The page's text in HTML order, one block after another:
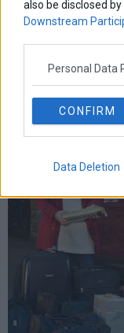
also be disclosed
Downstream
Personal Data
CONFIRM
Data Deletion
Η ώρα των
ενημερώνει τα
συναντήσεων του
10 Ιανουαρίου 2020